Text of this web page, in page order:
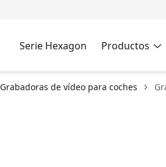
Serie Hexagon Productos
Grabadoras de vídeo para coches